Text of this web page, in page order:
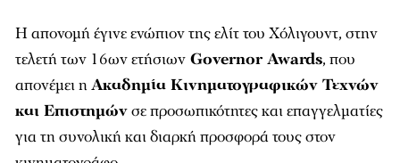
Η απονομή έγινε ενώπιον της ελίτ του Χόλιγουντ, στην
τελετή των 16ων ετήσιων Governor Awards, που
απονέμει ηΑκαδημία Κινηματογραφικών Τεχνών
και Επιστημώνσε προσωπικότητες και επαγγελματίες
για τη συνολική και διαρκή προσφορά τους στον